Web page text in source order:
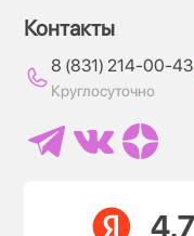
Контакты
8 (831) 214-00-43
Круглосуточно